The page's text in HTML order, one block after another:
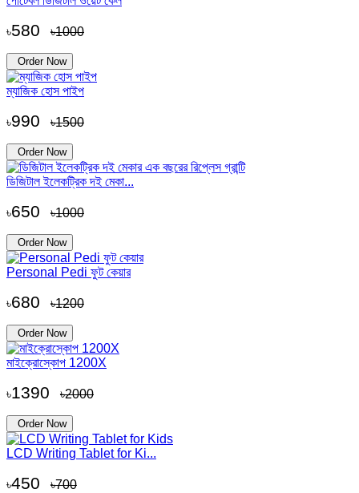
৳580 ৳1000
Order Now
ম্যাজিক হোস পাইপ
৳990 ৳1500
Order Now
ডিজিটাল ইলেকট্রিক দই মেকা...
৳650 ৳1000
Order Now
Personal Pedi ফুট কেয়ার
৳680 ৳1200
Order Now
মাইক্রোস্কোপ 1200X
৳1390 ৳2000
Order Now
LCD Writing Tablet for Ki...
৳450 ৳700